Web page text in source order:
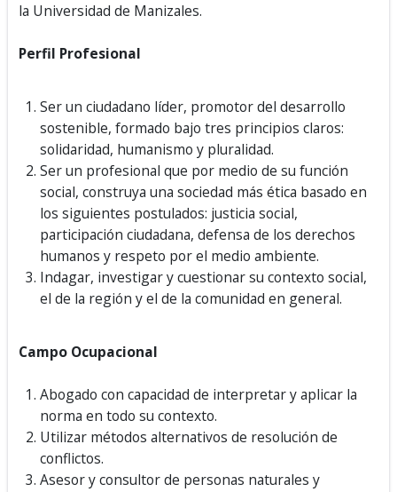
la Universidad de Manizales.
Perfil Profesional
Ser un ciudadano líder, promotor del desarrollo
sostenible, formado bajo tres principios claros:
solidaridad, humanismo y pluralidad.
Ser un profesional que por medio de su función
social, construya una sociedad más ética basado en
los siguientes postulados: justicia social,
participación ciudadana, defensa de los derechos
humanos y respeto por el medio ambiente.
Indagar, investigar y cuestionar su contexto social,
el de la región y el de la comunidad en general.
Campo Ocupacional
Abogado con capacidad de interpretar y aplicar la
norma en todo su contexto.
Utilizar métodos alternativos de resolución de
conflictos.
Asesor y consultor de personas naturales y